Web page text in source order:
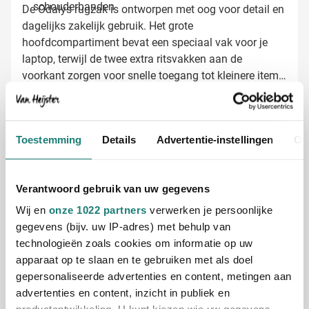
Toestemming Details Advertentie-instellingen
Verantwoord gebruik van uw gegevens
Wij en onze 1022 partners verwerken je persoonlijke
gegevens (bijv. uw IP-adres) met behulp van
technologieën zoals cookies om informatie op uw
apparaat op te slaan en te gebruiken met als doel
gepersonaliseerde advertenties en content, metingen aan
advertenties en content, inzicht in publiek en
schouderbanden
De Odalys rugzak is ontworpen met oog voor detail en
dagelijks zakelijk gebruik. Het grote
hoofdcompartiment bevat een speciaal vak voor je
laptop, terwijl de twee extra ritsvakken aan de
voorkant zorgen voor snelle toegang tot kleinere items
zoals je telefoon, visitekaartjes of powerbank. De
verstevigde achterzijde zorgt ervoor dat de rugzak zijn
Laptoprugzakken laten bedrukken met
Bij Van Heijster Relatiegeschenken zorgen we ervoor
dat jouw merk optimaal gepresenteerd wordt op deze
Bedrukking met je bedrijfslogo in één of meerdere
kleuren
Full color bedrukking voor een levendig resultaat
Toevoegen van een bedrijfsslogan of website
Gratis digitaal voorbeeld van je bedrukte
rugzak
Benieuwd hoe jouw logo eruitziet op de Odalys